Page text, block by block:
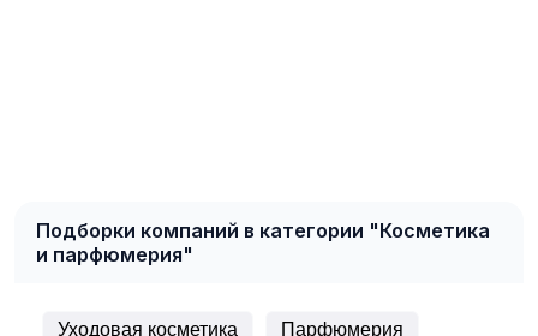
Подборки компаний в категории "Косметика
и парфюмерия"
Уходовая косметика Парфюмерия